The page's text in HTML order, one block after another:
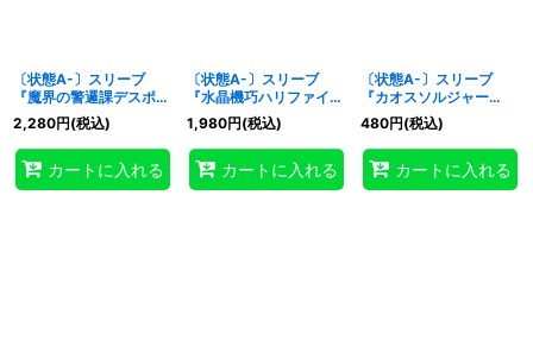
〔状態A-〕スリーブ
『魔界の警邏課デスポリ
ス』100枚入り【-】{-}
《スリーブ》
2,280円(税込)
カートに入れる
〔状態A-〕スリーブ
『水晶機巧ハリファイバ
ーP(遊戯王の日)』100
枚入り【-】{-}《スリー
ブ》
1,980円(税込)
カートに入れる
〔状態A-〕スリーブ
『カオスソルジャー
(RD)』10枚入り【-】
{-}《スリーブ》
480円(税込)
カートに入れる